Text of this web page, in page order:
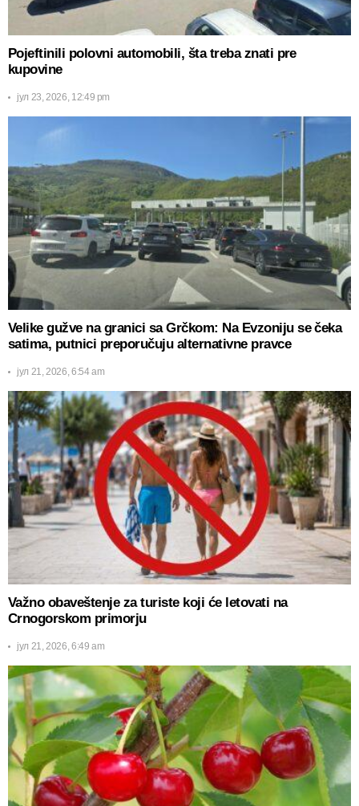
Pojeftinili polovni automobili, šta treba znati pre
kupovine
јул 23, 2026, 12:49 pm
Velike gužve na granici sa Grčkom: Na Evzoniju se čeka
satima, putnici preporučuju alternativne pravce
јул 21, 2026, 6:54 am
Važno obaveštenje za turiste koji će letovati na
Crnogorskom primorju
јул 21, 2026, 6:49 am